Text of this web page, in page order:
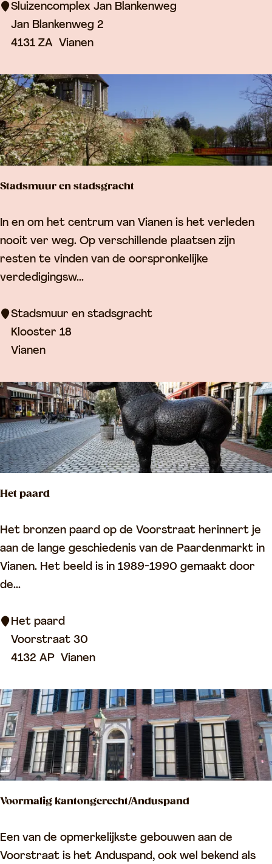
s
e
m
p
l
e
x
a
B
l
a
n
e
g
Sluizencomplex Jan Blankenweg
Jan Blankenweg 2
4131 ZA Vianen
Stadsmuur en stadsgracht
S
t
a
d
m
e
n
s
t
a
s
r
a
c
h
In en om het centrum van Vianen is het verleden
nooit ver weg. Op verschillende plaatsen zijn
resten te vinden van de oorspronkelijke
verdedigingsw...
Stadsmuur en stadsgracht
Klooster 18
Vianen
Het paard
H
e
t
p
a
Het bronzen paard op de Voorstraat herinnert je
aan de lange geschiedenis van de Paardenmarkt in
Vianen. Het beeld is in 1989-1990 gemaakt door
de...
Het paard
Voorstraat 30
4132 AP Vianen
Voormalig kantongerecht/Anduspand
V
o
Een van de opmerkelijkste gebouwen aan de
Voorstraat is het Anduspand, ook wel bekend als